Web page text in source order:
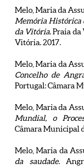
Melo, Maria da
Memória Histórica
da Vitória. Praia
Vitória. 2017.
Melo, Maria da
Concelho de
Portugal: Câmara
Melo, Maria da
Mundial, o
Câmara Municipal
Melo, Maria da
da saudade.